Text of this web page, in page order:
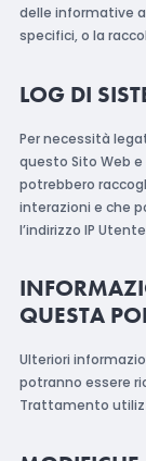
delle informative
specifici, o la
LOG DI
Per necessità
questo Sito Web
potrebbero
interazioni e che
l’indirizzo IP
QUESTA
Ulteriori
potranno essere
Trattamento